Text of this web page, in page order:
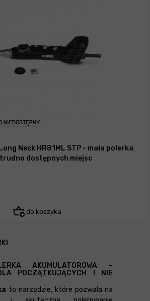
Neck HR81ML STP - mała polerka
dostępnych miejsc
do koszyka
AKUMULATOROWA –
POCZĄTKUJĄCYCH I NIE
to narzędzie, które pozwala na